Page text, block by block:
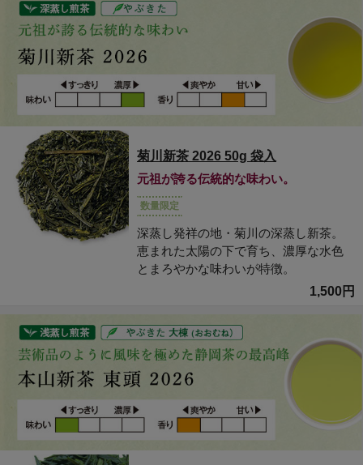
菊川新茶 2026 50g 袋入
元祖が誇る伝統的な味わい。
数量限定
深蒸し発祥の地・菊川の深蒸し新茶。
恵まれた太陽の下で育ち、濃厚な水色
とまろやかな味わいが特徴。
1,500円